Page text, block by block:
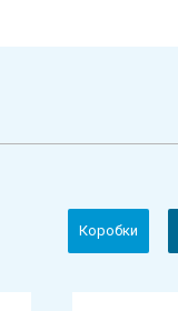
Коробки